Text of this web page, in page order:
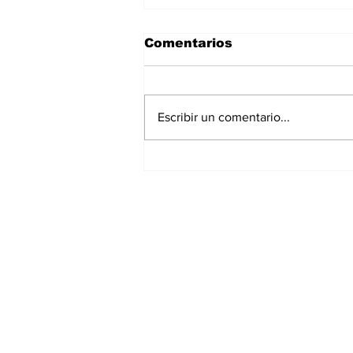
Comentarios
Escribir un comentario...